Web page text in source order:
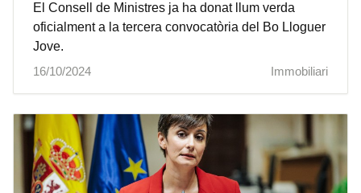
El Consell de Ministres ja ha donat llum verda
oficialment a la tercera convocatòria del Bo Lloguer
Jove.
16/10/2024
Immobiliari